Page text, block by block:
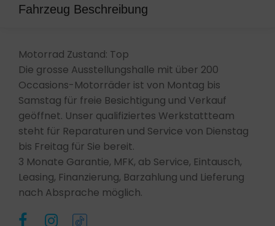
Fahrzeug Beschreibung
Motorrad Zustand: Top
Die grosse Ausstellungshalle mit über 200
Occasions-Motorräder ist von Montag bis
Samstag für freie Besichtigung und Verkauf
geöffnet. Unser qualifiziertes Werkstattteam
steht für Reparaturen und Service von Dienstag
bis Freitag für Sie bereit.
3 Monate Garantie, MFK, ab Service, Eintausch,
Leasing, Finanzierung, Barzahlung und Lieferung
nach Absprache möglich.